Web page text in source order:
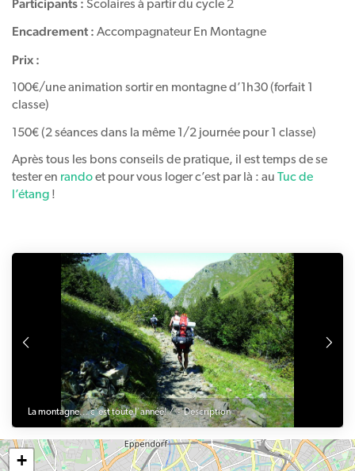
Participants : Scolaires à partir du cycle 2
Encadrement : Accompagnateur En Montagne
Prix :
100€/une animation sortir en montagne d’1h30 (forfait 1
classe)
150€ (2 séances dans la même 1/2 journée pour 1 classe)
Après tous les bons conseils de pratique, il est temps de se
tester en randoet pour vous loger c’est par là : au Tuc de
l’étang !
La montagne... c'est toute l'année! / © Description
Précédente
+